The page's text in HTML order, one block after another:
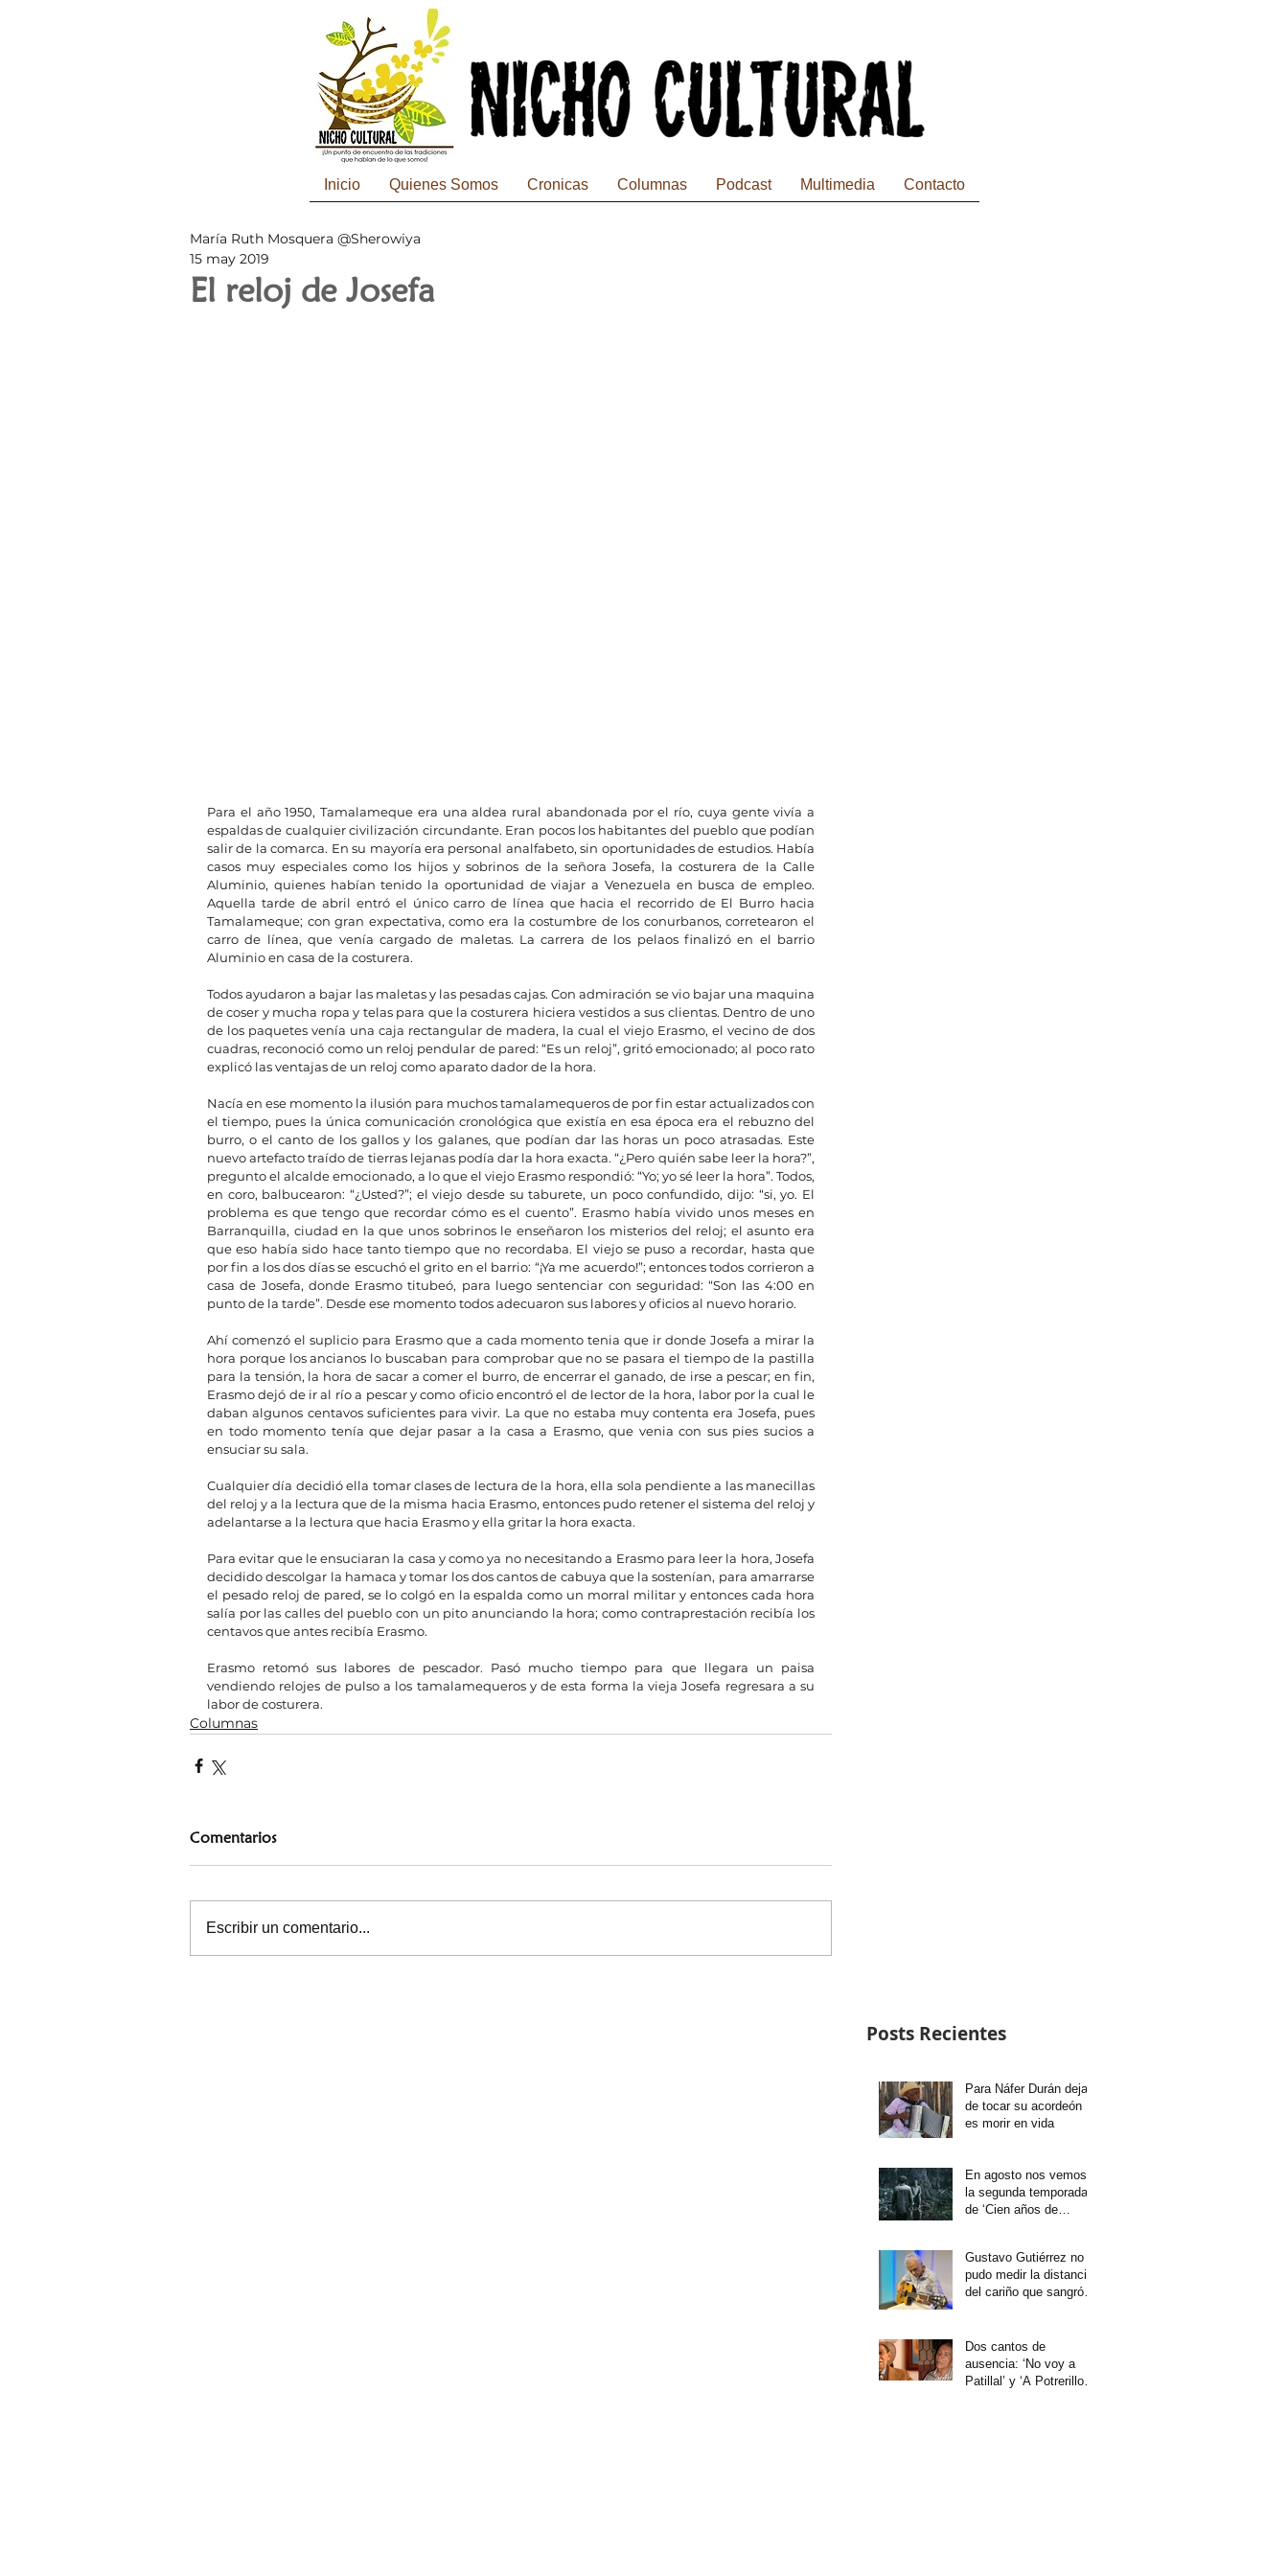
Inicio Quienes Somos Cronicas Columnas Podcast Multimedia Contacto
El reloj de Josefa
María Ruth Mosquera @Sherowiya
15 may 2019
Para el año 1950, Tamalameque era una aldea rural abandonada por el río, cuya gente vivía a
espaldas de cualquier civilización circundante. Eran pocos los habitantes del pueblo que podían
salir de la comarca. En su mayoría era personal analfabeto, sin oportunidades de estudios. Había
casos muy especiales como los hijos y sobrinos de la señora Josefa, la costurera de la Calle
Aluminio, quienes habían tenido la oportunidad de viajar a Venezuela en busca de empleo.
Aquella tarde de abril entró el único carro de línea que hacia el recorrido de El Burro hacia
Tamalameque; con gran expectativa, como era la costumbre de los conurbanos, corretearon el
carro de línea, que venía cargado de maletas. La carrera de los pelaos finalizó en el barrio
Aluminio en casa de la costurera.
Todos ayudaron a bajar las maletas y las pesadas cajas. Con admiración se vio bajar una maquina
de coser y mucha ropa y telas para que la costurera hiciera vestidos a sus clientas. Dentro de uno
de los paquetes venía una caja rectangular de madera, la cual el viejo Erasmo, el vecino de dos
cuadras, reconoció como un reloj pendular de pared: “Es un reloj”, gritó emocionado; al poco rato
explicó las ventajas de un reloj como aparato dador de la hora.
Nacía en ese momento la ilusión para muchos tamalamequeros de por fin estar actualizados con
el tiempo, pues la única comunicación cronológica que existía en esa época era el rebuzno del
burro, o el canto de los gallos y los galanes, que podían dar las horas un poco atrasadas. Este
nuevo artefacto traído de tierras lejanas podía dar la hora exacta. “¿Pero quién sabe leer la hora?”,
pregunto el alcalde emocionado, a lo que el viejo Erasmo respondió: “Yo; yo sé leer la hora”. Todos,
en coro, balbucearon: “¿Usted?”; el viejo desde su taburete, un poco confundido, dijo: “si, yo. El
problema es que tengo que recordar cómo es el cuento”. Erasmo había vivido unos meses en
Barranquilla, ciudad en la que unos sobrinos le enseñaron los misterios del reloj; el asunto era
que eso había sido hace tanto tiempo que no recordaba. El viejo se puso a recordar, hasta que
por fin a los dos días se escuchó el grito en el barrio: “¡Ya me acuerdo!”; entonces todos corrieron a
casa de Josefa, donde Erasmo titubeó, para luego sentenciar con seguridad: “Son las 4:00 en
punto de la tarde”. Desde ese momento todos adecuaron sus labores y oficios al nuevo horario.
Ahí comenzó el suplicio para Erasmo que a cada momento tenia que ir donde Josefa a mirar la
hora porque los ancianos lo buscaban para comprobar que no se pasara el tiempo de la pastilla
para la tensión, la hora de sacar a comer el burro, de encerrar el ganado, de irse a pescar; en fin,
Erasmo dejó de ir al río a pescar y como oficio encontró el de lector de la hora, labor por la cual le
daban algunos centavos suficientes para vivir. La que no estaba muy contenta era Josefa, pues
en todo momento tenía que dejar pasar a la casa a Erasmo, que venia con sus pies sucios a
ensuciar su sala.
Cualquier día decidió ella tomar clases de lectura de la hora, ella sola pendiente a las manecillas
del reloj y a la lectura que de la misma hacia Erasmo, entonces pudo retener el sistema del reloj y
adelantarse a la lectura que hacia Erasmo y ella gritar la hora exacta.
Para evitar que le ensuciaran la casa y como ya no necesitando a Erasmo para leer la hora, Josefa
decidido descolgar la hamaca y tomar los dos cantos de cabuya que la sostenían, para amarrarse
el pesado reloj de pared, se lo colgó en la espalda como un morral militar y entonces cada hora
salía por las calles del pueblo con un pito anunciando la hora; como contraprestación recibía los
centavos que antes recibía Erasmo.
Erasmo retomó sus labores de pescador. Pasó mucho tiempo para que llegara un paisa
vendiendo relojes de pulso a los tamalamequeros y de esta forma la vieja Josefa regresara a su
labor de costurera.
Columnas
Comentarios
Escribir un comentario...
Posts Recientes
Para Náfer Durán dejar
de tocar su acordeón
es morir en vida
En agosto nos vemos
la segunda temporada
de ‘Cien años de
Gustavo Gutiérrez no
pudo medir la distancia
del cariño que sangró
Dos cantos de
ausencia: ‘No voy a
Patillal’ y ‘A Potrerillo